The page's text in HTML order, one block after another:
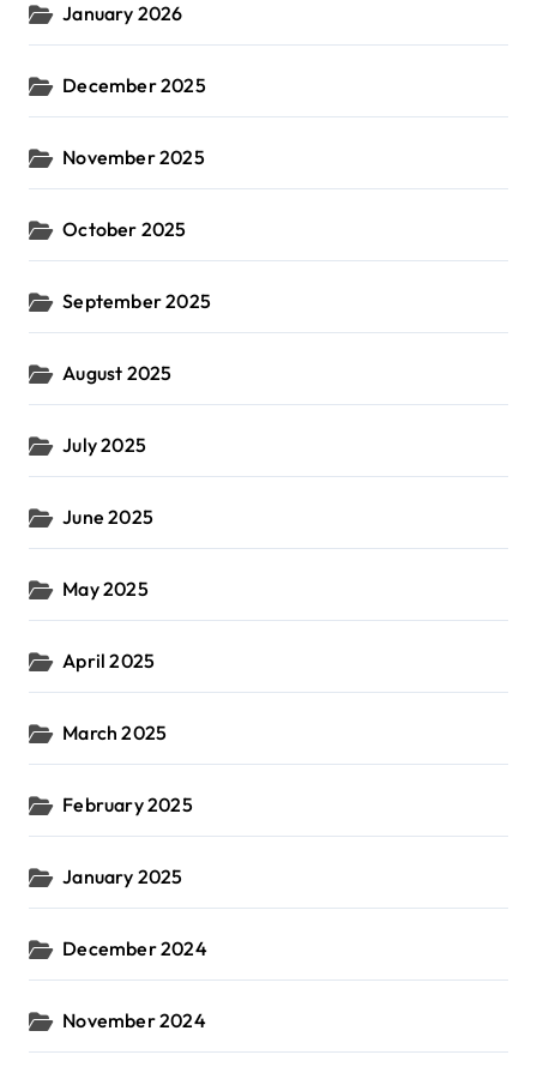
January 2026
December 2025
November 2025
October 2025
September 2025
August 2025
July 2025
June 2025
May 2025
April 2025
March 2025
February 2025
January 2025
December 2024
November 2024